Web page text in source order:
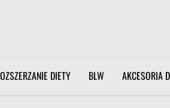
DIETY BLW
AKCESORIA
Imię*